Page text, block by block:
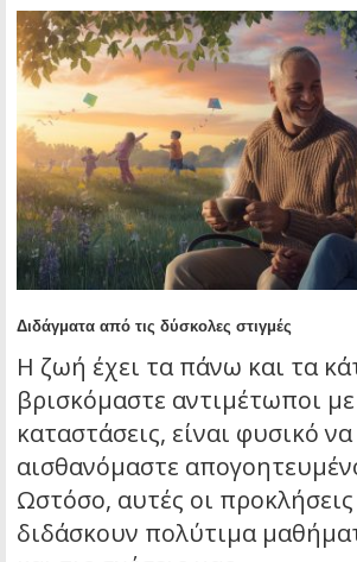
Διδάγματα από τις δύσκολες στιγμές
Η ζωή έχει τα πάνω και τα
βρισκόμαστε αντιμέτωποι
καταστάσεις, είναι φυσικό να
αισθανόμαστε
Ωστόσο, αυτές οι
διδάσκουν πολύτιμα